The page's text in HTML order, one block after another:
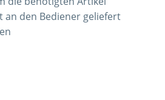
an den Bediener geliefert